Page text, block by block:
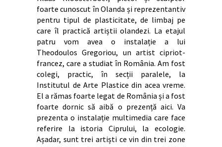
foarte cunoscut în Olanda și reprezentantiv
pentru tipul de plasticitate, de limbaj pe
care îl practică artiștii olandezi. La etajul
patru vom avea o instalație a lui
Theodoulos Gregoriou, un artist cipriot-
francez, care a studiat în România. Am fost
colegi, practic, în secții paralele, la
Institutul de Arte Plastice din acea vreme.
El a rămas foarte legat de România și a fost
foarte dornic să aibă o prezență aici. Va
prezenta o instalație multimedia care face
referire la istoria Ciprului, la ecologie.
Așadar, sunt trei artiști ce vin din trei zone